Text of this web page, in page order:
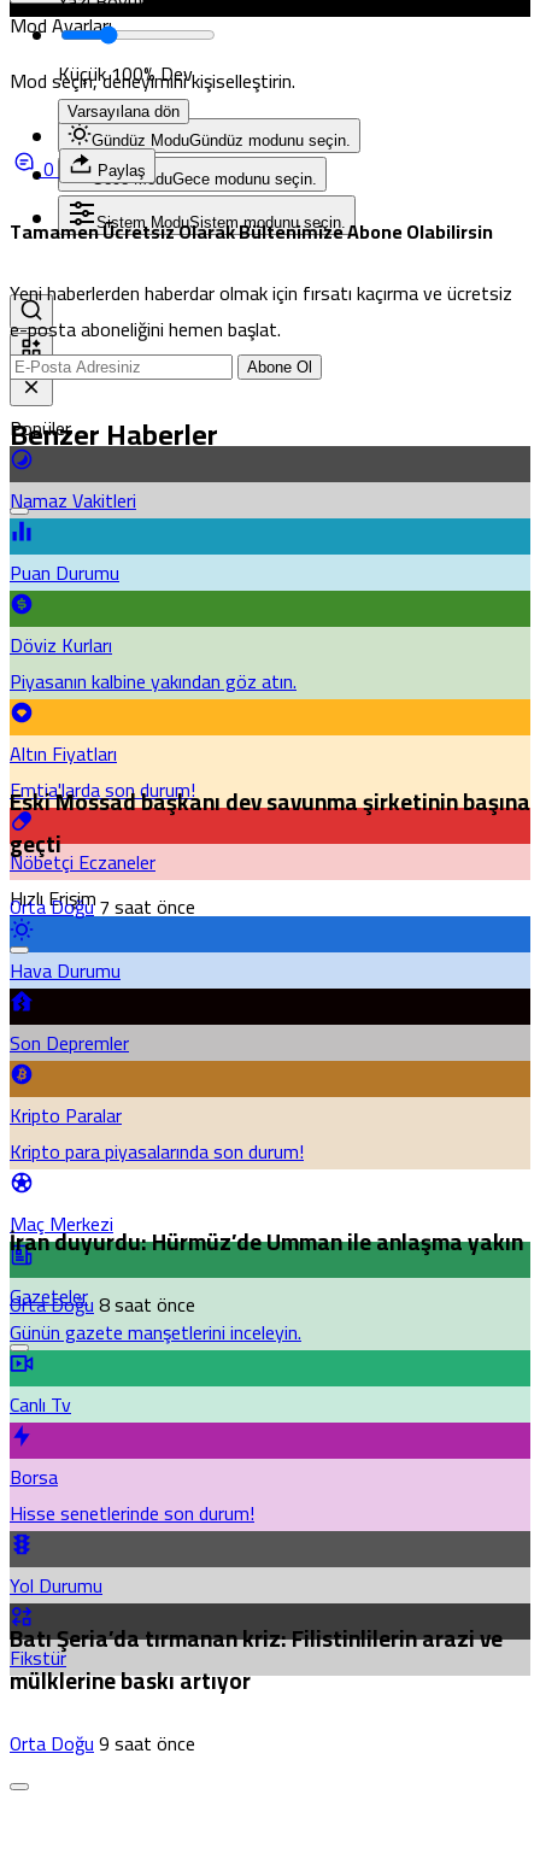
Mod Ayarları
Mod seçin, deneyimini kişiselleştirin.
Gündüz ModuGündüz modunu seçin.
Gece ModuGece modunu seçin.
Sistem ModuSistem modunu seçin.
Popüler
Namaz Vakitleri
Puan Durumu
Döviz Kurları
Piyasanın kalbine yakından göz atın.
Altın Fiyatları
Emtia'larda son durum!
Nöbetçi Eczaneler
Hızlı Erişim
Hava Durumu
Son Depremler
Kripto Paralar
Kripto para piyasalarında son durum!
Maç Merkezi
Gazeteler
Günün gazete manşetlerini inceleyin.
Canlı Tv
Borsa
Hisse senetlerinde son durum!
Yol Durumu
Fikstür
Küçük100%Dev
Varsayılana dön
0 Paylaş
Tamamen Ücretsiz Olarak Bültenimize Abone Olabilirsin
Yeni haberlerden haberdar olmak için fırsatı kaçırma ve ücretsiz
e-posta aboneliğini hemen başlat.
Abone Ol
Benzer Haberler
Eski Mossad başkanı dev savunma şirketinin başına
geçti
Orta Doğu7 saat önce
İran duyurdu: Hürmüz’de Umman ile anlaşma yakın
Orta Doğu8 saat önce
Batı Şeria’da tırmanan kriz: Filistinlilerin arazi ve
mülklerine baskı artıyor
Orta Doğu9 saat önce